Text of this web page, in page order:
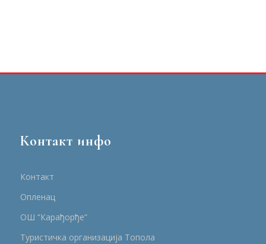
Контакт инфо
Контакт
Опленац
ОШ “Карађорђе”
Туристичка организација Топола